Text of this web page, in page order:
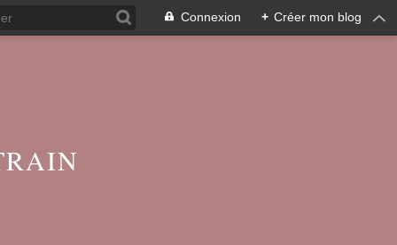
Connexion + Créer mon blog